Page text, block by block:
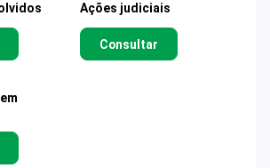
Ações judiciais
Consultar